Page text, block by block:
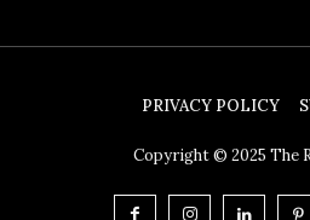
PRIVACY POLICY
Copyright © 2025 The